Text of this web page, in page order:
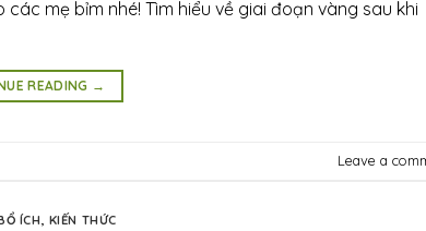
mẹ bỉm nhé! Tìm hiểu về giai đoạn vàng sau khi
READING →
Leave a
ÍCH, KIẾN THỨC